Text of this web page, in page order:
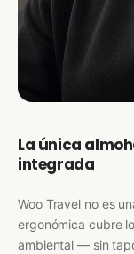
La única
integrada
Woo Travel no es
ergonómica cubre
ambiental — sin